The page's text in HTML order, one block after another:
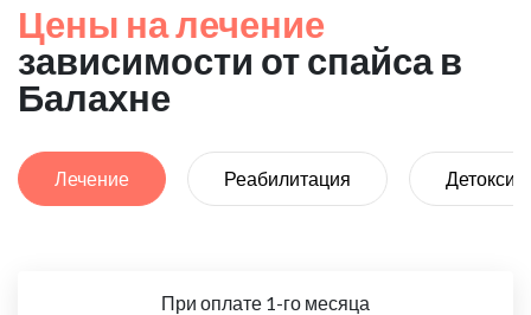
Цены на лечение
зависимости от спайса в
Балахне
Лечение Реабилитация
При оплате 1-го месяца